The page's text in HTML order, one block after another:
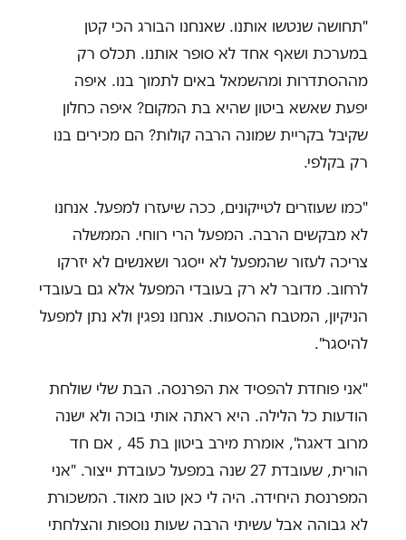
"תחושה שנטשו אותנו. שאנחנו הבורג הכי קטן
במערכת ושאף אחד לא סופר אותנו. תכלס רק
מההסתדרות ומהשמאל באים לתמוך בנו. איפה
יפעת שאשא ביטון שהיא בת המקום? איפה כחלון
שקיבל בקריית שמונה הרבה קולות? הם מכירים בנו
רק בקלפי.
"כמו שעוזרים לטייקונים, ככה שיעזרו למפעל. אנחנו
לא מבקשים הרבה. המפעל הרי רווחי. הממשלה
צריכה לעזור שהמפעל לא ייסגר ושאנשים לא יזרקו
לרחוב. מדובר לא רק בעובדי המפעל אלא גם בעובדי
הניקיון, המטבח ההסעות. אנחנו נפגין ולא נתן למפעל
להיסגר".
"אני פוחדת להפסיד את הפרנסה. הבת שלי שולחת
הודעות כל הלילה. היא ראתה אותי בוכה ולא ישנה
מרוב דאגה", אומרת מירב ביטון בת 45 , אם חד
הורית, שעובדת 27 שנה במפעל כעובדת ייצור. "אני
המפרנסת היחידה. היה לי כאן טוב מאוד. המשכורת
לא גבוהה אבל עשיתי הרבה שעות נוספות והצלחתי